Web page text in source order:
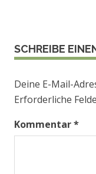
SCHREIBE
Deine E-Mail-
Erforderliche
Kommentar*